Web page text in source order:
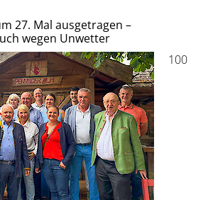
27. Mal ausgetragen –
wegen Unwetter
100